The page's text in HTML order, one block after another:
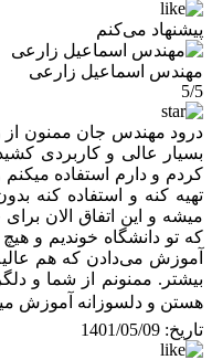
پیشنهاد می‌کنم
مهندس اسماعیل زارعی
5/5
درود مهندس جان ممنون
بسیار عالی و کاربردی
کردم و دارم استفاده
تهیه کنه و استفاده کنه
میشه و این اتفاق الان
که تو دانشگاه خوندیم و
آموزش می‌دادن که هم
بیشتر. ممنونم از شما و
هستن و دلسوزانه آموزش
تاریخ: 1401/05/09